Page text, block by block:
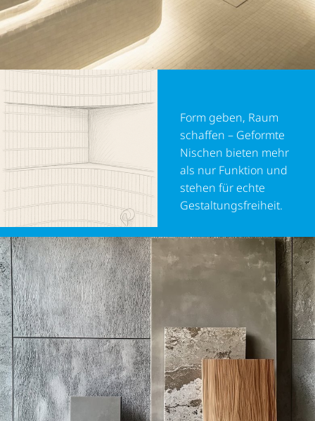
Was lange Luxus-Spas vorbehalten war, hält nun
Einzug ins Zuhause: Organische Formen schaffen
eine wohltuende Atmosphäre – auch im privaten
Badezimmer.
Form geben, Raum
schaffen – Geformte
Nischen bieten mehr
als nur Funktion und
stehen für echte
Gestal­tungs­frei­heit.